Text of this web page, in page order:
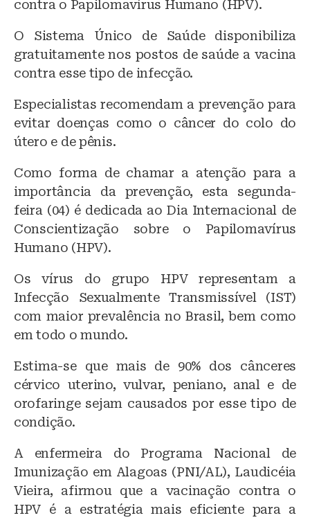
y
o
o
k
p
contra o Papilomavírus Humano (HPV).
O Sistema Único de Saúde disponibiliza
gratuitamente nos postos de saúde a vacina
contra esse tipo de infecção.
Especialistas recomendam a prevenção para
evitar doenças como o câncer do colo do
útero e de pênis.
Como forma de chamar a atenção para a
importância da prevenção, esta segunda-
feira (04) é dedicada ao Dia Internacional de
Conscientização sobre o Papilomavírus
Humano (HPV).
Os vírus do grupo HPV representam a
Infecção Sexualmente Transmissível (IST)
com maior prevalência no Brasil, bem como
em todo o mundo.
Estima-se que mais de 90% dos cânceres
cérvico uterino, vulvar, peniano, anal e de
orofaringe sejam causados por esse tipo de
condição.
A enfermeira do Programa Nacional de
Imunização em Alagoas (PNI/AL), Laudicéia
Vieira, afirmou que a vacinação contra o
HPV é a estratégia mais eficiente para a